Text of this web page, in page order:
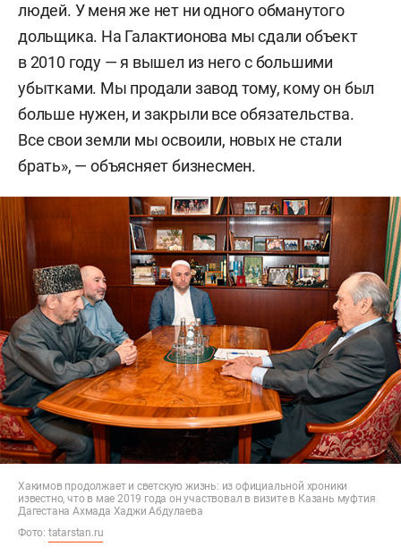
людей. У меня же нет ни одного обманутого
дольщика. На Галактионова мы сдали объект
в 2010 году — я вышел из него с большими
убытками. Мы продали завод тому, кому он был
больше нужен, и закрыли все обязательства.
Все свои земли мы освоили, новых не стали
брать», — объясняет бизнесмен.
Хакимов продолжает и светскую жизнь: из официальной хроники
известно, что в мае 2019 года он участвовал в визите в Казань муфтия
Дагестана Ахмада Хаджи Абдулаева
Фото: tatarstan.ru